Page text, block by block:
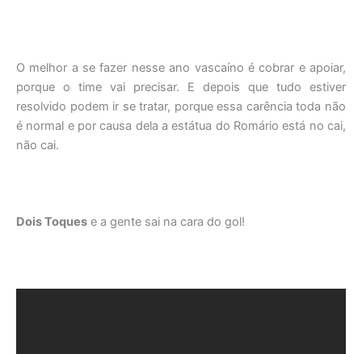
O melhor a se fazer nesse ano vascaíno é cobrar e apoiar,
porque o time vai precisar. E depois que tudo estiver
resolvido podem ir se tratar, porque essa carência toda não
é normal e por causa dela a estátua do Romário está no cai,
não cai.
Dois Toques e a gente sai na cara do gol!